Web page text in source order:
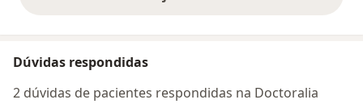
Dúvidas respondidas
2 dúvidas de pacientes respondidas na Doctoralia